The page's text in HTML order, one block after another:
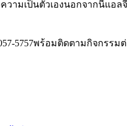
มเป็นตัวเองนอกจากนี้แอล
5757พร้อมติดตามกิจกรรม